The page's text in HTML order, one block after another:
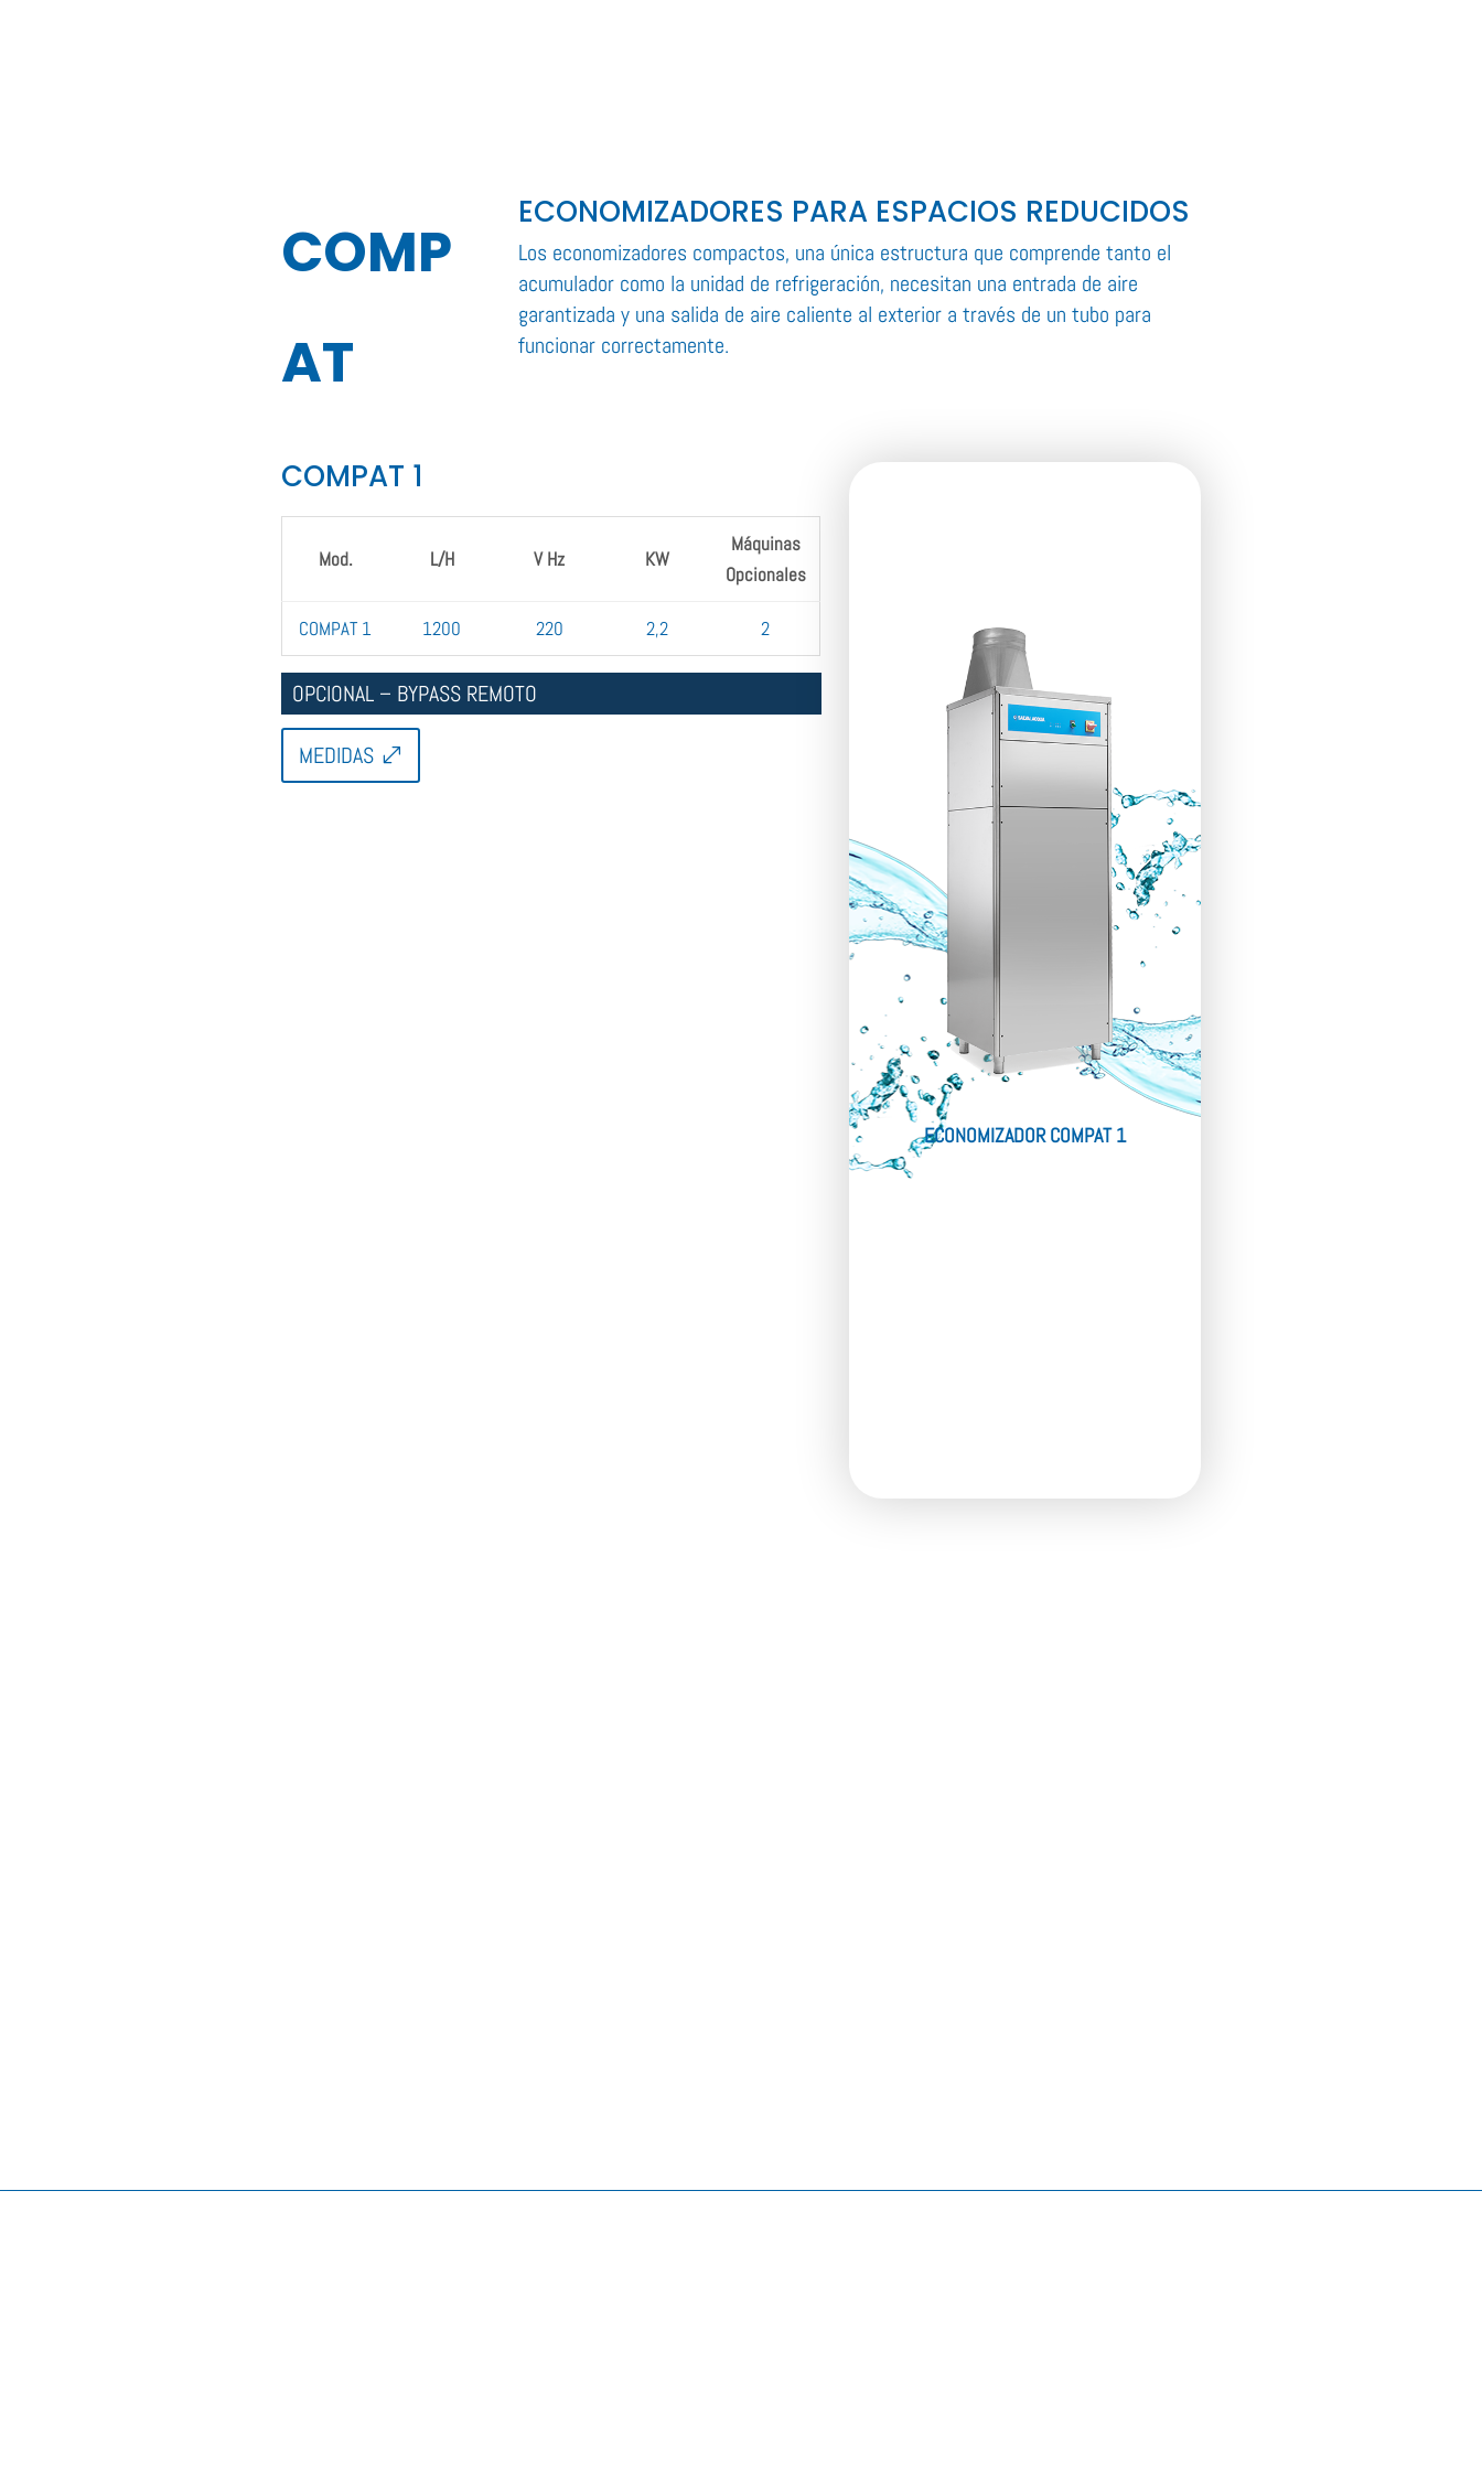
COMP
AT
ECONOMIZADORES PARA ESPACIOS REDUCIDOS
Los economizadores compactos, una única estructura que comprende tanto el
acumulador como la unidad de refrigeración, necesitan una entrada de aire
garantizada y una salida de aire caliente al exterior a través de un tubo para
funcionar correctamente.
COMPAT 1
Mod. L/H V Hz KW
Máquinas
Opcionales
COMPAT 1 1200 220 2,2 2
OPCIONAL – BYPASS REMOTO
MEDIDAS
ECONOMIZADOR COMPAT 1